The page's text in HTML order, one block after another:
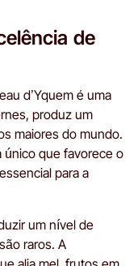
de
d’Yquem é uma
produz um
maiores do mundo.
único que favorece o
para a
um nível de
raros. A